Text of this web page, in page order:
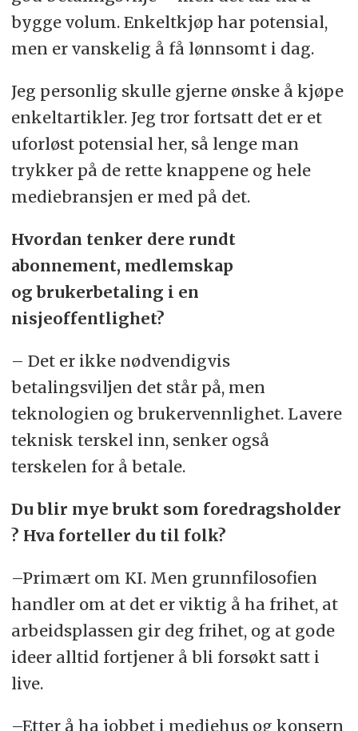
bygge volum. Enkeltkjøp har potensial,
men er vanskelig å få lønnsomt i dag.
Jeg personlig skulle gjerne ønske å kjøpe
enkeltartikler. Jeg tror fortsatt det er et
uforløst potensial her, så lenge man
trykker på de rette knappene og hele
mediebransjen er med på det.
Hvordan tenker dere rundt
abonnement, medlemskap
og brukerbetaling i en
nisjeoffentlighet?
– Det er ikke nødvendigvis
betalingsviljen det står på, men
teknologien og brukervennlighet. Lavere
teknisk terskel inn, senker også
terskelen for å betale.
Du blir mye brukt som foredragsholder
? Hva forteller du til folk?
–Primært om KI. Men grunnfilosofien
handler om at det er viktig å ha frihet, at
arbeidsplassen gir deg frihet, og at gode
ideer alltid fortjener å bli forsøkt satt i
live.
–Etter å ha jobbet i mediehus og konsern